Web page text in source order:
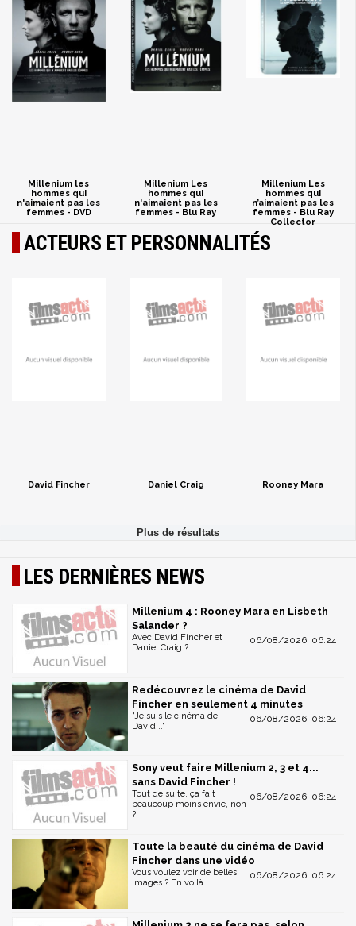
Millenium les
hommes qui
n'aimaient pas les
femmes - DVD
Millenium Les
hommes qui
n'aimaient pas les
femmes - Blu Ray
Millenium Les
hommes qui
n’aimaient pas les
femmes - Blu Ray
Collector
ACTEURS ET PERSONNALITÉS
David Fincher Daniel Craig Rooney Mara
LES DERNIÈRES NEWS
Millenium 4 : Rooney Mara en Lisbeth
Salander ?
06/08/2026, 06:24
Avec David Fincher et
Daniel Craig ?
Redécouvrez le cinéma de David
Fincher en seulement 4 minutes
06/08/2026, 06:24
"Je suis le cinéma de
David..."
Sony veut faire Millenium 2, 3 et 4...
sans David Fincher !
06/08/2026, 06:24
Tout de suite, ça fait
beaucoup moins envie, non
?
Toute la beauté du cinéma de David
Fincher dans une vidéo
06/08/2026, 06:24
Vous voulez voir de belles
images ? En voilà !